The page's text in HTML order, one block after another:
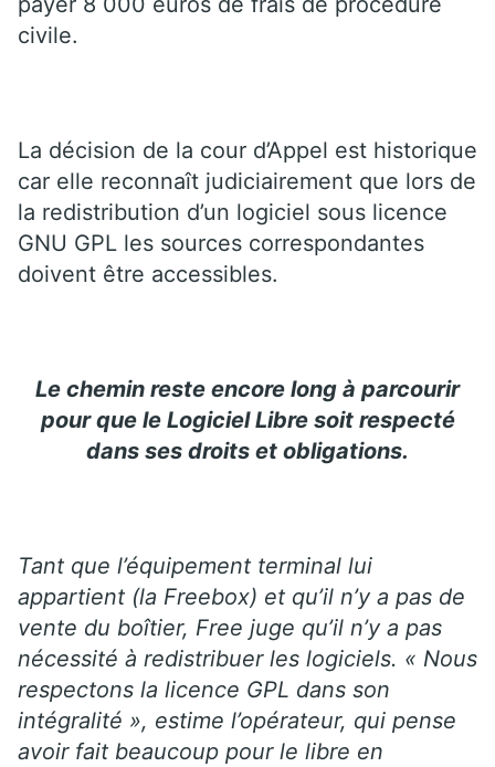
civile.
La décision de la cour d’Appel est historique
car elle reconnaît judiciairement que lors de
la redistribution d’un logiciel sous licence
GNU GPL les sources correspondantes
doivent être accessibles.
Le chemin reste encore long à parcourir
pour que le Logiciel Libre soit respecté
dans ses droits et obligations.
Tant que l’équipement terminal lui
appartient (la Freebox) et qu’il n’y a pas de
vente du boîtier, Free juge qu’il n’y a pas
nécessité à redistribuer les logiciels. « Nous
respectons la licence GPL dans son
intégralité », estime l’opérateur, qui pense
avoir fait beaucoup pour le libre en